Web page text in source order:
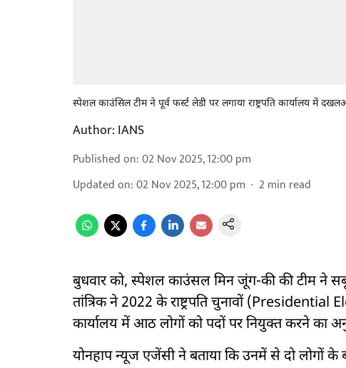
स्पेशल काउंसिल टीम ने पूर्व फर्स्ट लेडी पर लगाया राष्ट्रपति कार्यालय में
Author: IANS
Published on:02 Nov 2025, 12:00 pm
Updated on:02 Nov 2025, 12:00 pm 2 min read
बुधवार को, स्पेशल काउंसल मिन जूंग-की की टीम ने
तांत्रिक ने 2022 के राष्ट्रपति चुनावों (Presidential
कार्यालय में आठ लोगों को पदों पर नियुक्त करने का
योनहाप न्यूज एजेंसी ने बताया कि उनमें से दो लोगों के